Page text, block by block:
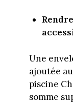
Une
ajoutée
piscine
somme